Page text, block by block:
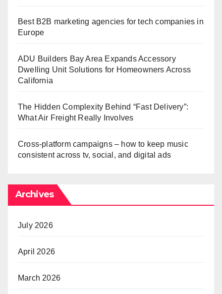
Best B2B marketing agencies for tech companies in
Europe
ADU Builders Bay Area Expands Accessory
Dwelling Unit Solutions for Homeowners Across
California
The Hidden Complexity Behind “Fast Delivery”:
What Air Freight Really Involves
Cross-platform campaigns – how to keep music
consistent across tv, social, and digital ads
Archives
July 2026
April 2026
March 2026